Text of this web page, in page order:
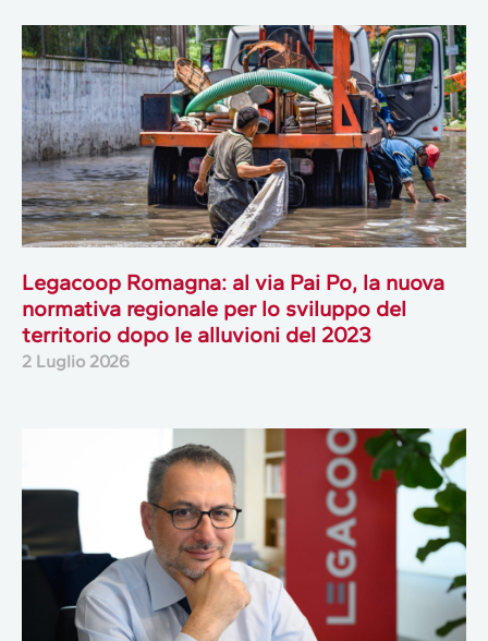
Legacoop Romagna: al via Pai Po, la nuova
normativa regionale per lo sviluppo del
territorio dopo le alluvioni del 2023
2 Luglio 2026